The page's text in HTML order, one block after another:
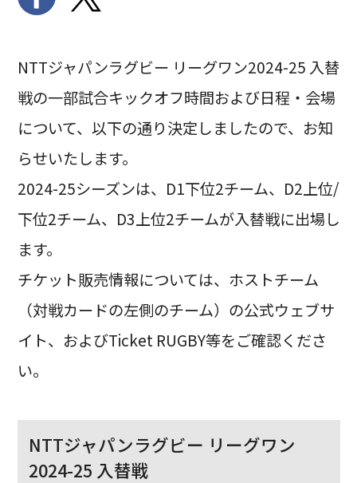
NTTジャパンラグビー リーグワン2024-25 入替
戦の一部試合キックオフ時間および日程・会場
について、以下の通り決定しましたので、お知
らせいたします。
2024-25シーズンは、D1下位2チーム、D2上位/
下位2チーム、D3上位2チームが入替戦に出場し
ます。
チケット販売情報については、ホストチーム
（対戦カードの左側のチーム）の公式ウェブサ
イト、およびTicket RUGBY等をご確認くださ
い。
NTTジャパンラグビー リーグワン
2024-25 入替戦